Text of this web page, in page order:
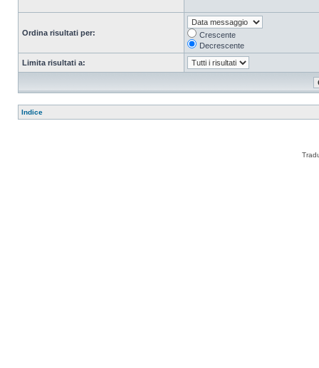
Ordina risultati per:
Crescente
Decrescente
Limita risultati a:
Indice